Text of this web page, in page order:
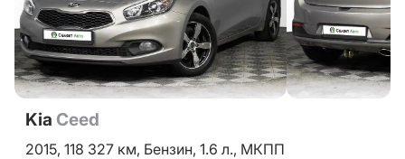
Kia Ceed
2015, 118 327 км, Бензин, 1.6 л., МКПП